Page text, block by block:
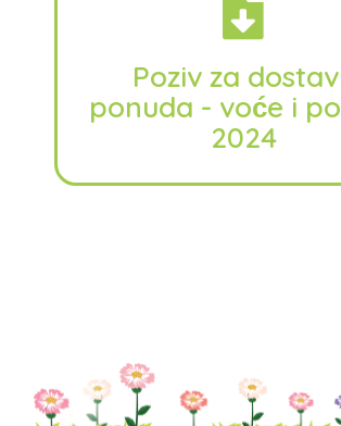
Poziv za
ponuda - voće i
2024